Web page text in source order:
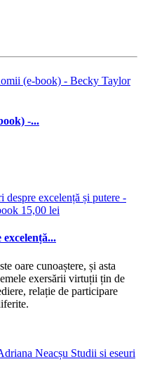
-...
oare cunoaștere, și asta
exersării virtuții țin de
relație de participare